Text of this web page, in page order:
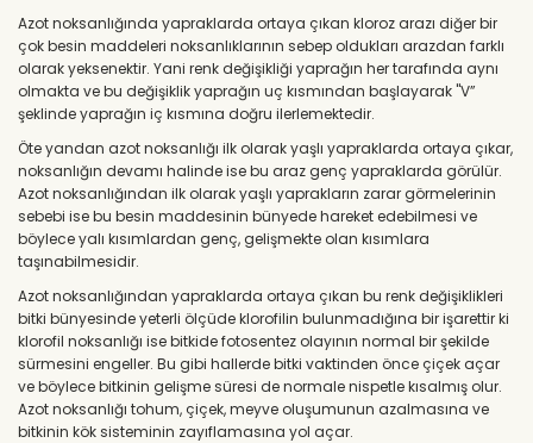
Azot noksanlığında yapraklarda ortaya çıkan kloroz arazı diğer bir
çok besin maddeleri noksanlıklarının sebep oldukları arazdan farklı
olarak yeksenektir. Yani renk değişikliği yaprağın her tarafında aynı
olmakta ve bu değişiklik yaprağın uç kısmından başlayarak "V”
şeklinde yaprağın iç kısmına doğru ilerlemektedir.
Öte yandan azot noksanlığı ilk olarak yaşlı yapraklarda ortaya çıkar,
noksanlığın devamı halinde ise bu araz genç yapraklarda görülür.
Azot noksanlığından ilk olarak yaşlı yaprakların zarar görmelerinin
sebebi ise bu besin maddesinin bünyede hareket edebilmesi ve
böylece yalı kısımlardan genç, gelişmekte olan kısımlara
taşınabilmesidir.
Azot noksanlığından yapraklarda ortaya çıkan bu renk değişiklikleri
bitki bünyesinde yeterli ölçüde klorofilin bulunmadığına bir işarettir ki
klorofil noksanlığı ise bitkide fotosentez olayının normal bir şekilde
sürmesini engeller. Bu gibi hallerde bitki vaktinden önce çiçek açar
ve böylece bitkinin gelişme süresi de normale nispetle kısalmış olur.
Azot noksanlığı tohum, çiçek, meyve oluşumunun azalmasına ve
bitkinin kök sisteminin zayıflamasına yol açar.